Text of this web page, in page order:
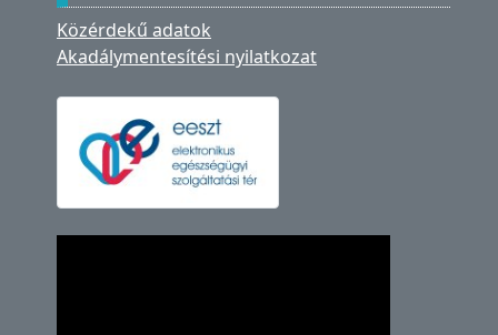
Közérdekű adatok
Akadálymentesítési nyilatkozat